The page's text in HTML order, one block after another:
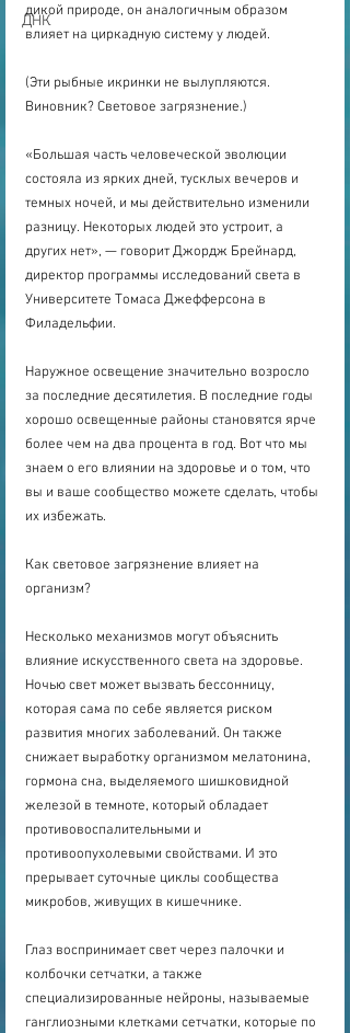
ДНК
дикой природе, он аналогичным образом
влияет на циркадную систему у людей.
(Эти рыбные икринки не вылупляются.
Виновник? Световое загрязнение.)
«Большая часть человеческой эволюции
состояла из ярких дней, тусклых вечеров и
темных ночей, и мы действительно изменили
разницу. Некоторых людей это устроит, а
других нет», — говорит Джордж Брейнард,
директор программы исследований света в
Университете Томаса Джефферсона в
Филадельфии.
Наружное освещение значительно возросло
за последние десятилетия. В последние годы
хорошо освещенные районы становятся ярче
более чем на два процента в год. Вот что мы
знаем о его влиянии на здоровье и о том, что
вы и ваше сообщество можете сделать, чтобы
их избежать.
Как световое загрязнение влияет на
организм?
Несколько механизмов могут объяснить
влияние искусственного света на здоровье.
Ночью свет может вызвать бессонницу,
которая сама по себе является риском
развития многих заболеваний. Он также
снижает выработку организмом мелатонина,
гормона сна, выделяемого шишковидной
железой в темноте, который обладает
противовоспалительными и
противоопухолевыми свойствами. И это
прерывает суточные циклы сообщества
микробов, живущих в кишечнике.
Глаз воспринимает свет через палочки и
колбочки сетчатки, а также
специализированные нейроны, называемые
ганглиозными клетками сетчатки, которые по